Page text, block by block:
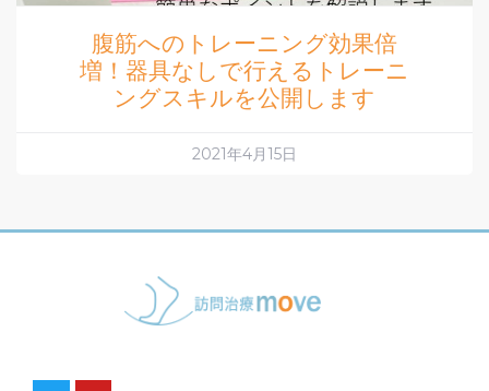
腹筋へのトレーニング効果倍
増！器具なしで行えるトレーニ
ングスキルを公開します
2021年4月15日